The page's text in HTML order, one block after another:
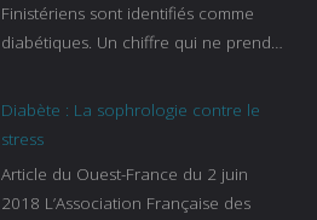
Finistériens sont identifiés comme
diabétiques. Un chiffre qui ne prend
s’ignorent. « C’est une pathologie qui
continue à augmenter, souligne
de la Caisse primaire d’assurance-
Diabète : La sophrologie contre le
stress
Article du Ouest-France du 2 juin
2018 L’Association Française des